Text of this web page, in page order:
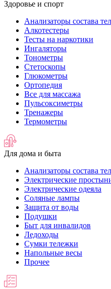
Здоровье и спорт
Анализаторы состава
Алкотестеры
Тесты на наркотики
Ингаляторы
Тонометры
Стетоскопы
Глюкометры
Ортопедия
Все для массажа
Пульсоксиметры
Тренажеры
Термометры
Для дома и быта
Анализаторы состава
Электрические
Электрические одеяла
Соляные лампы
Защита от воды
Подушки
Быт для инвалидов
Ледоходы
Сумки тележки
Напольные весы
Прочее